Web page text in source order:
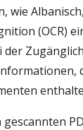
wie
(OCR)
der